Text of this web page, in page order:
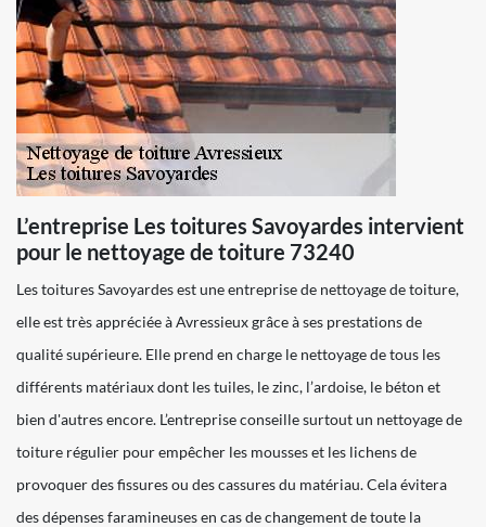
L’entreprise Les toitures Savoyardes intervient
pour le nettoyage de toiture 73240
Les toitures Savoyardes est une entreprise de nettoyage de toiture,
elle est très appréciée à Avressieux grâce à ses prestations de
qualité supérieure. Elle prend en charge le nettoyage de tous les
différents matériaux dont les tuiles, le zinc, l’ardoise, le béton et
bien d'autres encore. L’entreprise conseille surtout un nettoyage de
toiture régulier pour empêcher les mousses et les lichens de
provoquer des fissures ou des cassures du matériau. Cela évitera
des dépenses faramineuses en cas de changement de toute la